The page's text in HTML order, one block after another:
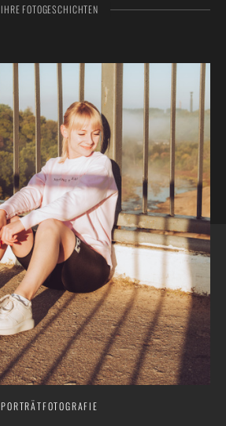
IHRE FOTOGESCHICHTEN
PORTRÄTFOTOGRAFIE